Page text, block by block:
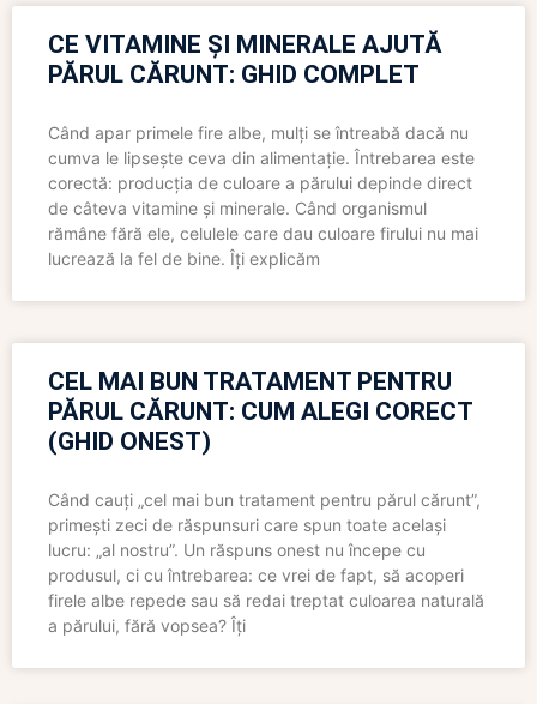
CE VITAMINE ȘI MINERALE AJUTĂ
PĂRUL CĂRUNT: GHID COMPLET
Când apar primele fire albe, mulți se întreabă dacă nu
cumva le lipsește ceva din alimentație. Întrebarea este
corectă: producția de culoare a părului depinde direct
de câteva vitamine și minerale. Când organismul
rămâne fără ele, celulele care dau culoare firului nu mai
lucrează la fel de bine. Îți explicăm
CEL MAI BUN TRATAMENT PENTRU
PĂRUL CĂRUNT: CUM ALEGI CORECT
(GHID ONEST)
Când cauți „cel mai bun tratament pentru părul cărunt”,
primești zeci de răspunsuri care spun toate același
lucru: „al nostru”. Un răspuns onest nu începe cu
produsul, ci cu întrebarea: ce vrei de fapt, să acoperi
firele albe repede sau să redai treptat culoarea naturală
a părului, fără vopsea? Îți